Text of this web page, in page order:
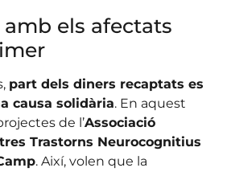
els afectats
part dels diners recaptats es
causa solidària. En aquest
de l’Associació
Trastorns Neurocognitius
. Així, volen que la